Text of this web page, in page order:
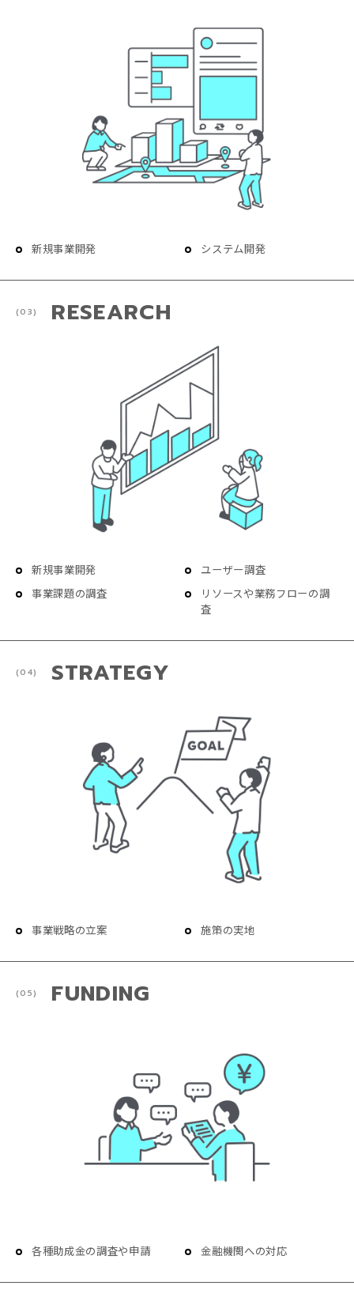
新規事業開発 システム開発
RESEARCH
新規事業開発
ユーザー調査
事業課題の調査
リソースや業務フローの調
査
STRATEGY
事業戦略の立案 施策の実地
FUNDING
各種助成金の調査や申請 金融機関への対応